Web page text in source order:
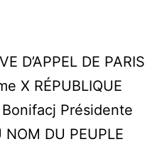
D’APPEL DE PARIS
X RÉPUBLIQUE
Présidente
DU PEUPLE